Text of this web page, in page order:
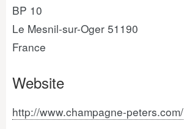
BP 10
Le Mesnil-sur-Oger 51190
France
Website
http://www.champagne-peters.com/